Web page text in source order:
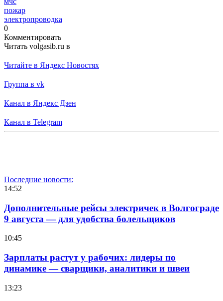
пожар
электропроводка
0
Комментировать
Читать volgasib.ru в
Читайте в Яндекс Новостях
Группа в vk
Канал в Яндекс Дзен
Канал в Telegram
Последние новости:
14:52
Дополнительные рейсы электричек в Волгограде
9 августа — для удобства болельщиков
10:45
Зарплаты растут у рабочих: лидеры по
динамике — сварщики, аналитики и швеи
13:23